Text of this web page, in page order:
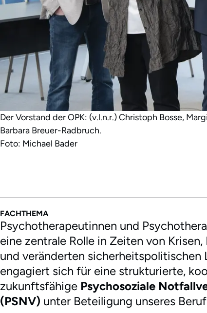
Der Vorstand der OPK: (v.l.n.r.) Christoph Bosse,
Barbara Breuer-Radbruch.
Foto: Michael Bader
FACHTHEMA
Psychotherapeutinnen und
eine zentrale Rolle in Zeiten von
und veränderten sicherheitspolitischen
engagiert sich für eine strukturierte,
zukunftsfähige Psychosoziale
(PSNV) unter Beteiligung unseres